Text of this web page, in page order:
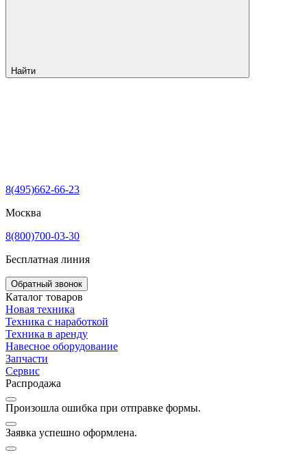
Найти
8(495)662-66-23
Москва
8(800)700-03-30
Бесплатная линия
Обратный звонок
Каталог товаров
Новая техника
Техника с наработкой
Техника в аренду
Навесное оборудование
Запчасти
Сервис
Распродажа
Произошла ошибка при отправке формы.
Заявка успешно оформлена.